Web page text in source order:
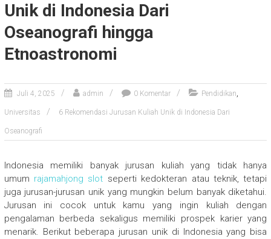
Unik di Indonesia Dari
Oseanografi hingga
Etnoastronomi
Juli 4, 2025 admin 0 Komentar Pendidikan,
Universitas 6 Rekomendasi Jurusan Kuliah Unik di Indonesia Dari
Oseanografi
Indonesia memiliki banyak jurusan kuliah yang tidak hanya
umum rajamahjong slot seperti kedokteran atau teknik, tetapi
juga jurusan-jurusan unik yang mungkin belum banyak diketahui.
Jurusan ini cocok untuk kamu yang ingin kuliah dengan
pengalaman berbeda sekaligus memiliki prospek karier yang
menarik. Berikut beberapa jurusan unik di Indonesia yang bisa